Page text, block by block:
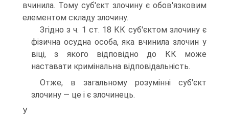
вчинила. Тому суб'єкт злочину є обов'язковим
елементом складу злочину.
Згідно з ч. 1 ст. 18 КК суб'єктом злочину є
фізична осудна особа, яка вчинила злочин у
віці, з якого відповідно до КК може
наставати кримінальна відповідальність.
Отже, в загальному розумінні суб'єкт
злочину — це і є злочинець.
У